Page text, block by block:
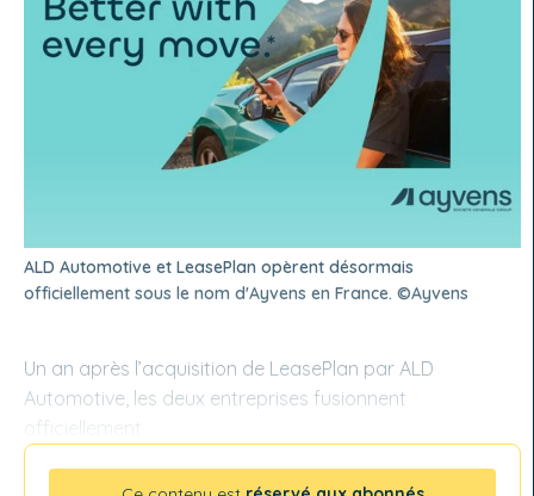
ALD Automotive et LeasePlan opèrent désormais
officiellement sous le nom d'Ayvens en France. ©Ayvens
Un an après l’acquisition de LeasePlan par ALD
Automotive, les deux entreprises fusionnent
officiellement